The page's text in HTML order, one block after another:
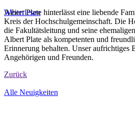
Weiterlesen
Albert Plate hinterlässt eine liebende
Kreis der Hochschulgemeinschaft. Die
die Fakultätsleitung und seine
Albert Plate als kompetenten und
Erinnerung behalten. Unser aufrichtiges
Angehörigen und Freunden.
Zurück
Alle Neuigkeiten